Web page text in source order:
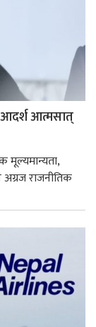
आत्मसात्
मूल्यमान्यता,
राजनीतिक